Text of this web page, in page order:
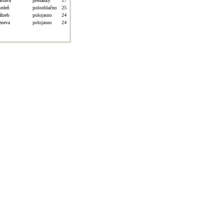
polooblačno
25
polojasno
24
polojasno 24